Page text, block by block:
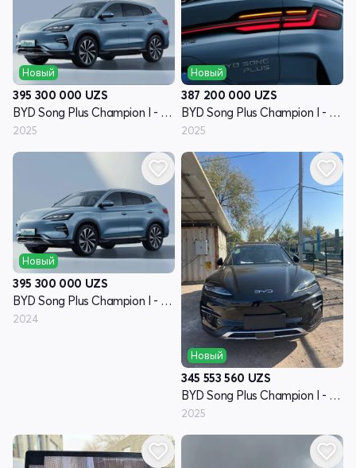
Новый
395 300 000 UZS
BYD Song Plus Champion I - поколение
2025
Новый
387 200 000 UZS
BYD Song Plus Champion I - поколение
2025
Новый
395 300 000 UZS
BYD Song Plus Champion I - поколение
2024
Новый
345 553 560 UZS
BYD Song Plus Champion I - поколение
2025